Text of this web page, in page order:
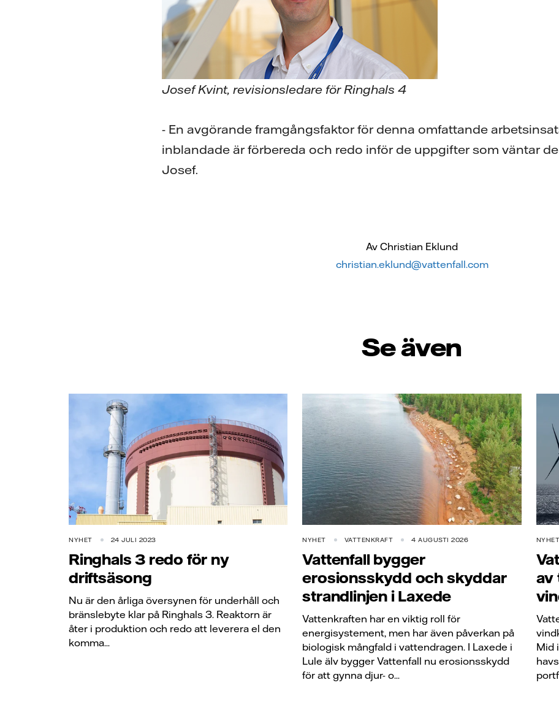
Josef Kvint, revisionsledare för Ringhals 4
- En avgörande framgångsfaktor för denna omfattande
inblandade är förbereda och redo inför de uppgifter som väntar
Josef.
Av Christian Eklund
christian.eklund@vattenfall.com
Se även
NYHET 24 JULI 2023
Ringhals 3 redo för ny
driftsäsong
Nu är den årliga översynen för underhåll och
bränslebyte klar på Ringhals 3. Reaktorn är
åter i produktion och redo att leverera el den
komma...
NYHET VATTENKRAFT 4 AUGUSTI 2026
Vattenfall bygger
erosionsskydd och skyddar
strandlinjen i Laxede
Vattenkraften har en viktig roll för
energisystement, men har även påverkan på
biologisk mångfald i vattendragen. I Laxede i
Lule älv bygger Vattenfall nu erosionsskydd
för att gynna djur- o...
NYHET
av
Mid